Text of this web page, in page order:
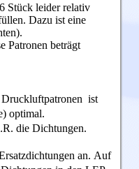
Stück leider relativ
Dazu ist eine
Patronen beträgt
Druckluftpatronen ist
optimal.
die Dichtungen.
an. Auf